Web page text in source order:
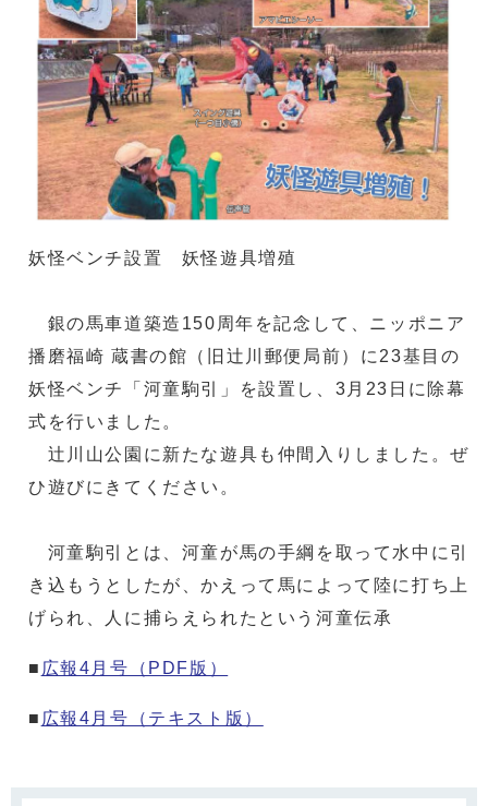
妖怪ベンチ設置 妖怪遊具増殖
銀の馬車道築造150周年を記念して、ニッポニア
播磨福崎 蔵書の館（旧辻川郵便局前）に23基目の
妖怪ベンチ「河童駒引」を設置し、3月23日に除幕
式を行いました。
辻川山公園に新たな遊具も仲間入りしました。ぜ
ひ遊びにきてください。
河童駒引とは、河童が馬の手綱を取って水中に引
き込もうとしたが、かえって馬によって陸に打ち上
げられ、人に捕らえられたという河童伝承
■ 広報4月号（PDF版）
■ 広報4月号（テキスト版）